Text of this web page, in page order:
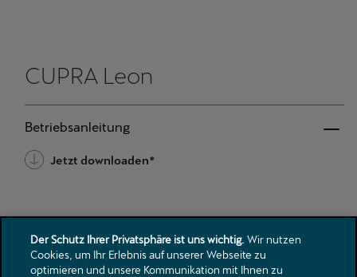
Der Schutz Ihrer Privatsphäre ist uns wichtig. Wir nutzen
Cookies, um Ihr Erlebnis auf unserer Webseite zu
optimieren und unsere Kommunikation mit Ihnen zu